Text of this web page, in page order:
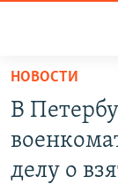
доступа
основному
ПРОГРАММЫ
ПОДКАСТЫ
НОВОСТИ
В
делу о